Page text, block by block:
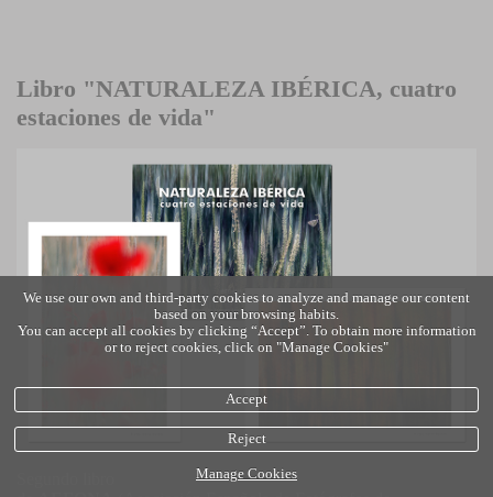
Libro "NATURALEZA IBÉRICA, cuatro
estaciones de vida"
We use our own and third-party cookies to analyze and manage our content
based on your browsing habits.
You can accept all cookies by clicking “Accept”. To obtain more information
or to reject cookies, click on "Manage Cookies"
Accept
Reject
Manage Cookies